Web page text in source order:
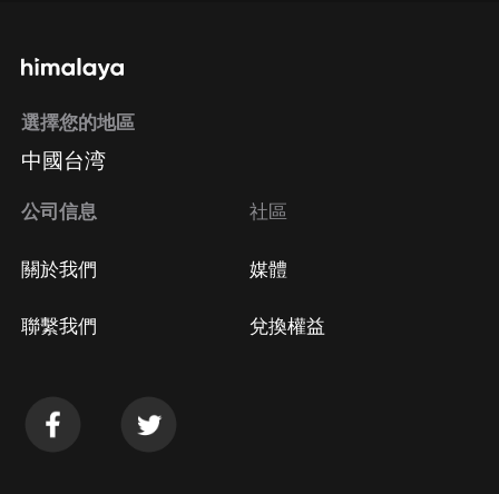
選擇您的地區
中國台湾
公司信息
關於我們
聯繫我們
社區
媒體
兌換權益